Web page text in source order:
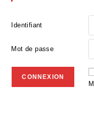
Identifiant
Mot de passe